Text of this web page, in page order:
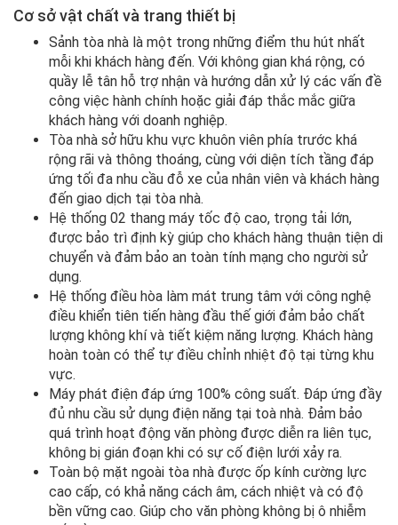
Cơ sở vật chất và trang thiết bị
Sảnh tòa nhà là một trong những điểm thu hút nhất
mỗi khi khách hàng đến. Với không gian khá rộng, có
quầy lễ tân hỗ trợ nhận và hướng dẫn xử lý các vấn đề
công việc hành chính hoặc giải đáp thắc mắc giữa
khách hàng với doanh nghiệp.
Tòa nhà sở hữu khu vực khuôn viên phía trước khá
rộng rãi và thông thoáng, cùng với diện tích tầng đáp
ứng tối đa nhu cầu đỗ xe của nhân viên và khách hàng
đến giao dịch tại tòa nhà.
Hệ thống 02 thang máy tốc độ cao, trọng tải lớn,
được bảo trì định kỳ giúp cho khách hàng thuận tiện di
chuyển và đảm bảo an toàn tính mạng cho người sử
dụng.
Hệ thống điều hòa làm mát trung tâm với công nghệ
điều khiển tiên tiến hàng đầu thế giới đảm bảo chất
lượng không khí và tiết kiệm năng lượng. Khách hàng
hoàn toàn có thể tự điều chỉnh nhiệt độ tại từng khu
vực.
Máy phát điện đáp ứng 100% công suất. Đáp ứng đầy
đủ nhu cầu sử dụng điện năng tại toà nhà. Đảm bảo
quá trình hoạt động văn phòng được diễn ra liên tục,
không bị gián đoạn khi có sự cố điện lưới xảy ra.
Toàn bộ mặt ngoài tòa nhà được ốp kính cường lực
cao cấp, có khả năng cách âm, cách nhiệt và có độ
bền vững cao. Giúp cho văn phòng không bị ô nhiễm